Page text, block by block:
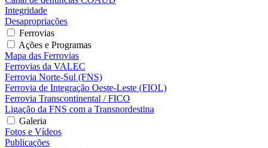
Integridade
Desapropriações
Ferrovias
Ações e Programas
Mapa das Ferrovias
Ferrovias da VALEC
Ferrovia Norte-Sul (FNS)
Ferrovia de Integração Oeste-Leste (FIOL)
Ferrovia Transcontinental / FICO
Ligação da FNS com a Transnordestina
Galeria
Fotos e Vídeos
Publicações